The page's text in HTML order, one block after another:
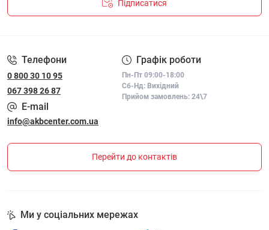
Підписатися
Телефони
0 800 30 10 95
067 398 26 87
Графік роботи
Пн-Пт 09:00-18:00
Сб-Нд: Вихідний
Прийом замовлень: 24\7
E-mail
info@akbcenter.com.ua
Перейти до контактів
Ми у соціальних мережах